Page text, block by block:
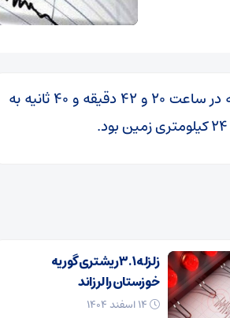
به گزارش اقتصادآنلاین به نقل از میزان، مرکز این زمین‌لرزه که در ساعت ۲۰ و ۴۲ دقیقه و ۴۰ ثانیه به
زلزله ۳.۱ ریشتری گوریه
خوزستان را لرزاند